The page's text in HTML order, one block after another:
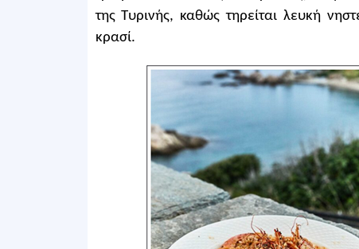
της Τυρινής, καθώς τηρείται λευκή
κρασί.